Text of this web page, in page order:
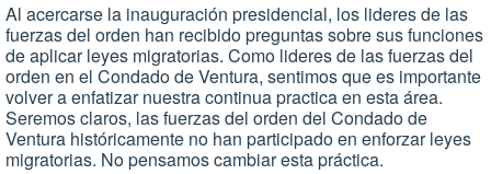
Al acercarse la inauguración presidencial, los lideres de las
fuerzas del orden han recibido preguntas sobre sus funciones
de aplicar leyes migratorias. Como lideres de las fuerzas del
orden en el Condado de Ventura, sentimos que es importante
volver a enfatizar nuestra continua practica en esta área.
Seremos claros, las fuerzas del orden del Condado de
Ventura históricamente no han participado en enforzar leyes
migratorias. No pensamos cambiar esta práctica.